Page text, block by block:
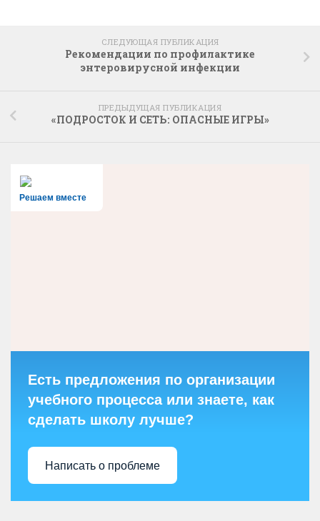
СЛЕДУЮЩАЯ ПУБЛИКАЦИЯ
Рекомендации по профилактике
энтеровирусной инфекции
ПРЕДЫДУЩАЯ ПУБЛИКАЦИЯ
«ПОДРОСТОК И СЕТЬ: ОПАСНЫЕ ИГРЫ»
Решаем вместе
Есть предложения по организации
учебного процесса или знаете, как
сделать школу лучше?
Написать о проблеме